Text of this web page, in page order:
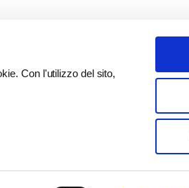
Con l'utilizzo del sito,